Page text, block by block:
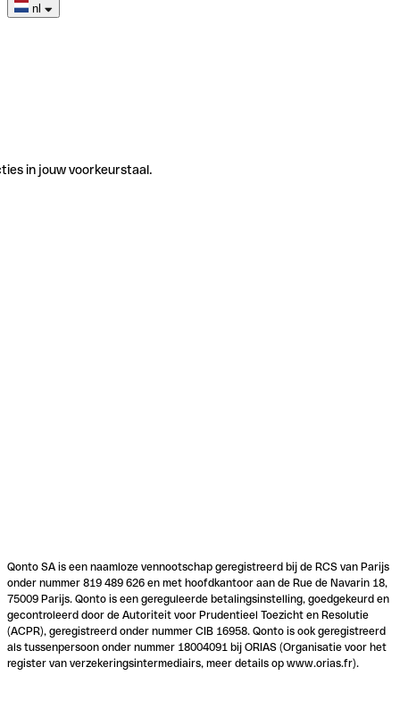
nl
in jouw voorkeurstaal.
Qonto SA is een naamloze vennootschap geregistreerd bij de RCS van Parijs
onder nummer 819 489 626 en met hoofdkantoor aan de Rue de Navarin 18,
75009 Parijs. Qonto is een gereguleerde betalingsinstelling, goedgekeurd en
gecontroleerd door de Autoriteit voor Prudentieel Toezicht en Resolutie
(ACPR), geregistreerd onder nummer CIB 16958. Qonto is ook geregistreerd
als tussenpersoon onder nummer 18004091 bij ORIAS (Organisatie voor het
register van verzekeringsintermediairs, meer details op www.orias.fr).